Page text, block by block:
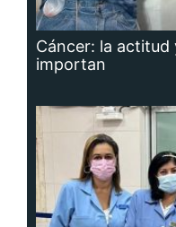
Cáncer: la actitud
importan